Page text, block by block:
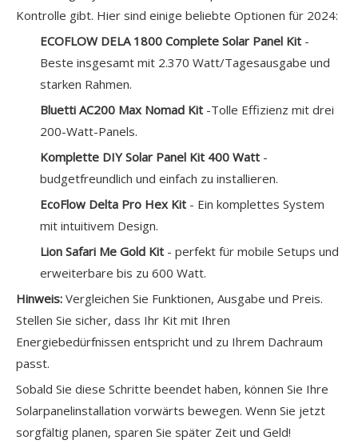
Kontrolle gibt. Hier sind einige beliebte Optionen für 2024:
ECOFLOW DELA 1800 Complete Solar Panel Kit -
Beste insgesamt mit 2.370 Watt/Tagesausgabe und
starken Rahmen.
Bluetti AC200 Max Nomad Kit -Tolle Effizienz mit drei
200-Watt-Panels.
Komplette DIY Solar Panel Kit 400 Watt -
budgetfreundlich und einfach zu installieren.
EcoFlow Delta Pro Hex Kit - Ein komplettes System
mit intuitivem Design.
Lion Safari Me Gold Kit - perfekt für mobile Setups und
erweiterbare bis zu 600 Watt.
Hinweis: Vergleichen Sie Funktionen, Ausgabe und Preis.
Stellen Sie sicher, dass Ihr Kit mit Ihren
Energiebedürfnissen entspricht und zu Ihrem Dachraum
passt.
Sobald Sie diese Schritte beendet haben, können Sie Ihre
Solarpanelinstallation vorwärts bewegen. Wenn Sie jetzt
sorgfältig planen, sparen Sie später Zeit und Geld!